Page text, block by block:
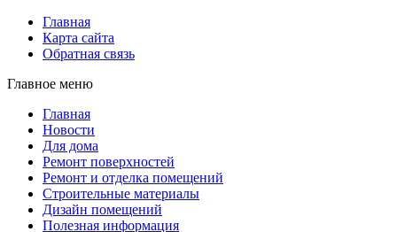
Главная
Карта сайта
Обратная связь
Главное меню
Главная
Новости
Для дома
Ремонт поверхностей
Ремонт и отделка помещений
Строительные материалы
Дизайн помещений
Полезная информация